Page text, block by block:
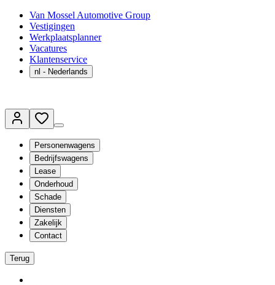
Van Mossel Automotive Group
Vestigingen
Werkplaatsplanner
Vacatures
Klantenservice
nl - Nederlands
Personenwagens
Bedrijfswagens
Lease
Onderhoud
Schade
Diensten
Zakelijk
Contact
Terug